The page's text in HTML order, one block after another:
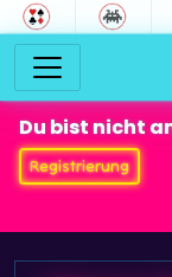
Du bist nicht
Registrierung